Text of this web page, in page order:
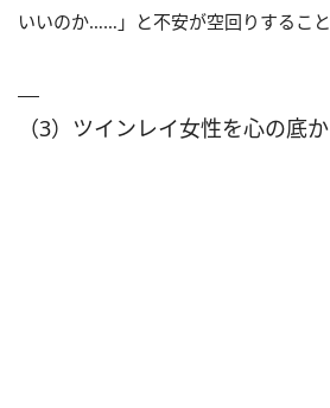
いいのか……」と不安が空回りすること
（3）ツインレイ女性を心の底